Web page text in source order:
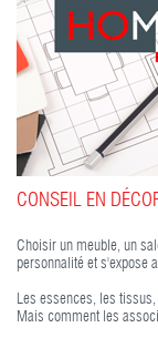
CONSEIL EN
Choisir un meuble, un
personnalité et s'expose
Les essences, les
Mais comment les